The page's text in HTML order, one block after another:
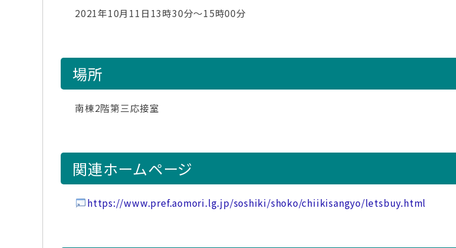
2021年10月11日13時30分～15時00分
場所
南棟2階第三応接室
関連ホームページ
https://www.pref.aomori.lg.jp/soshiki/shoko/chiikisangyo/letsbuy.html